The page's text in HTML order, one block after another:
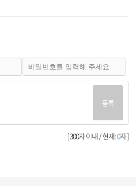
등록
[ 300자 이내 / 현재:0자 ]